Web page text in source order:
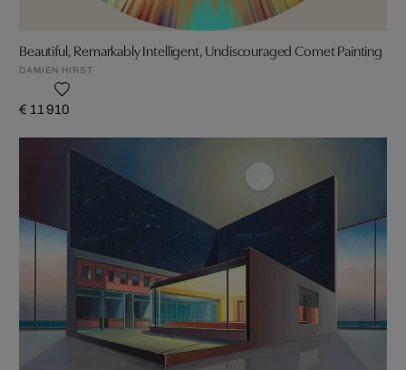
Beautiful, Remarkably Intelligent, Undiscouraged Comet Painting
DAMIEN HIRST
€ 11 910